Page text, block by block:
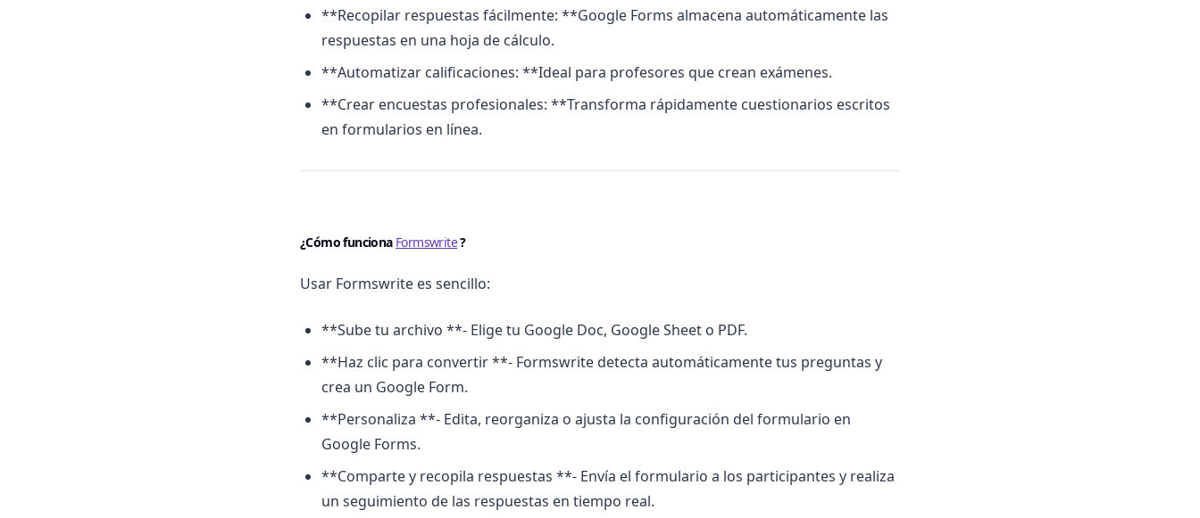
**Recopilar respuestas fácilmente: **Google Forms almacena automáticamente las
respuestas en una hoja de cálculo.
**Automatizar calificaciones: **Ideal para profesores que crean exámenes.
**Crear encuestas profesionales: **Transforma rápidamente cuestionarios escritos
en formularios en línea.
¿Cómo funciona Formswrite?
Usar Formswrite es sencillo:
**Sube tu archivo **- Elige tu Google Doc, Google Sheet o PDF.
**Haz clic para convertir **- Formswrite detecta automáticamente tus preguntas y
crea un Google Form.
**Personaliza **- Edita, reorganiza o ajusta la configuración del formulario en
Google Forms.
**Comparte y recopila respuestas **- Envía el formulario a los participantes y realiza
un seguimiento de las respuestas en tiempo real.